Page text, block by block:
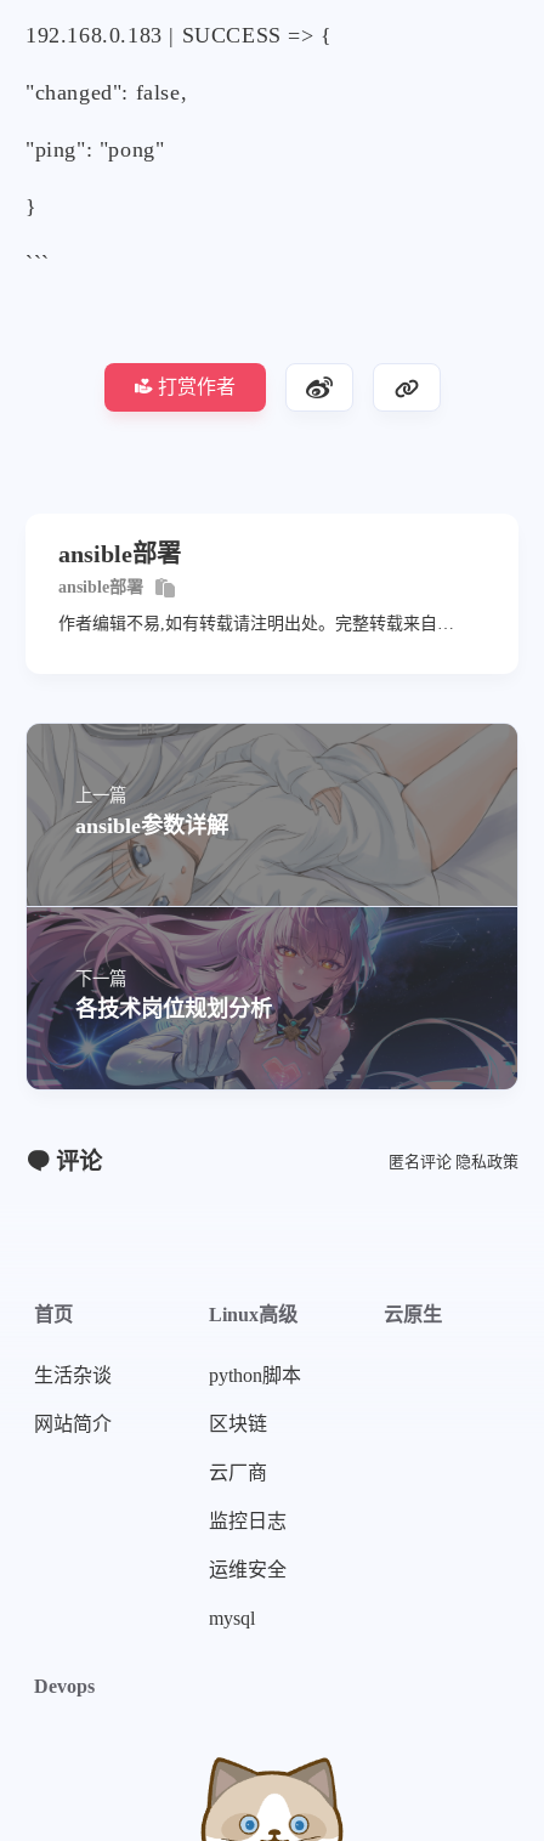
192.168.0.183 | SUCCESS => {
"changed": false,
"ping": "pong"
}
```
打赏作者
ansible部署
ansible部署
作者编辑不易,如有转载请注明出处。完整转载来自
上一篇
ansible参数详解
下一篇
各技术岗位规划分析
评论 匿名评论 隐私政策
首页
生活杂谈
网站简介
Linux高级
python脚本
区块链
云厂商
监控日志
运维安全
mysql
云原生
Devops